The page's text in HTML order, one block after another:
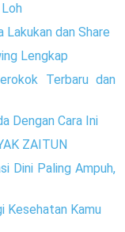
Lakukan dan Share
Lengkap
Terbaru dan
Dengan Cara Ini
ZAITUN
Dini Paling Ampuh,
Kesehatan Kamu